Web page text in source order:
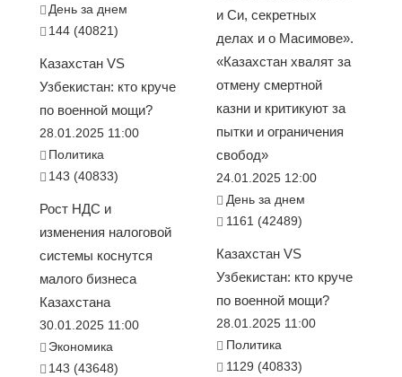
День за днем
144 (40821)
Казахстан VS
Узбекистан: кто круче
по военной мощи?
28.01.2025 11:00
Политика
143 (40833)
Рост НДС и
изменения налоговой
системы коснутся
малого бизнеса
Казахстана
30.01.2025 11:00
Экономика
143 (43648)
и Си, секретных
делах и о Масимове».
«Казахстан хвалят за
отмену смертной
казни и критикуют за
пытки и ограничения
свобод»
24.01.2025 12:00
День за днем
1161 (42489)
Казахстан VS
Узбекистан: кто круче
по военной мощи?
28.01.2025 11:00
Политика
1129 (40833)